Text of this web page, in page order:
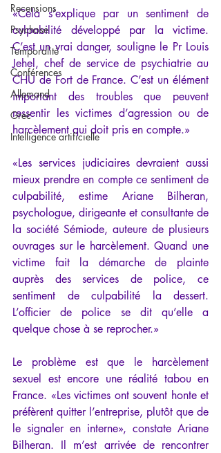
Recensions
Psychose
Temporalité
Conférences
Allemand
Grec
Intelligence artificielle
«Cela s’explique par un sentiment de
culpabilité développé par la victime.
C’est un vrai danger, souligne le Pr Louis
Jehel, chef de service de psychiatrie au
CHU de Fort de France. C’est un élément
important des troubles que peuvent
ressentir les victimes d’agression ou de
harcèlement qui doit pris en compte.»
«Les services judiciaires devraient aussi
mieux prendre en compte ce sentiment de
culpabilité, estime Ariane Bilheran,
psychologue, dirigeante et consultante de
la société Sémiode, auteure de plusieurs
ouvrages sur le harcèlement. Quand une
victime fait la démarche de plainte
auprès des services de police, ce
sentiment de culpabilité la dessert.
L’officier de police se dit qu’elle a
quelque chose à se reprocher.»
Le problème est que le harcèlement
sexuel est encore une réalité tabou en
France. «Les victimes ont souvent honte et
préfèrent quitter l’entreprise, plutôt que de
le signaler en interne», constate Ariane
Bilheran. Il m’est arrivée de rencontrer